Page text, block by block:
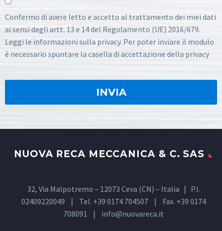
Confermo di avere letto e accetto al trattamento dei miei dati
ai sensi degli artt. 13 e 14 del Regolamento (UE) 2016/679.
Leggi le informazioni sulla privacy. Per poter inviare il modulo
è necessario spuntare la casella di accettazione della privacy
NUOVA RECA MECCANICA & C. SAS
32, Via Malpotremo – 12073 Ceva (CN) – Italia | P.I.
02409220049 | Tel. +39 0174 704507 | Fax. +39 0174
708091 | info@nuovareca.it